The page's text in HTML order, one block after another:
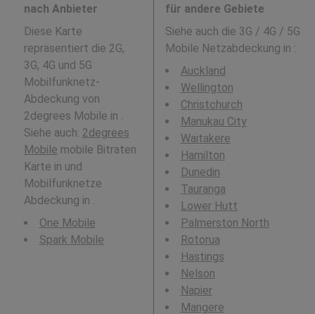
nach Anbieter
Diese Karte
repräsentiert die 2G,
3G, 4G und 5G
Mobilfunknetz-
Abdeckung von
2degrees Mobile in .
Siehe auch: 2degrees
Mobile mobile Bitraten
Karte in und
Mobilfunknetze
Abdeckung in .
One Mobile
Spark Mobile
für andere Gebiete
Siehe auch die 3G / 4G / 5G
Mobile Netzabdeckung in :
Auckland
Wellington
Christchurch
Manukau City
Waitakere
Hamilton
Dunedin
Tauranga
Lower Hutt
Palmerston North
Rotorua
Hastings
Nelson
Napier
Mangere